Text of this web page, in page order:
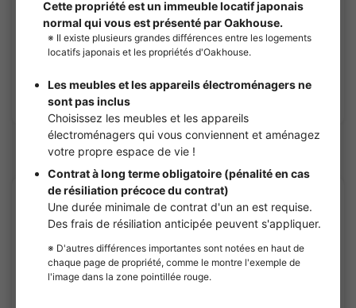
12.30㎡〜 / 2Etages /Seibu-Ikebukuro line Hibarigaoka(Tokyo)
10Minutes
Location courte durée Entièrement meublé
Sharehouses à Seibu-Ikebukuro line
APARTMENT